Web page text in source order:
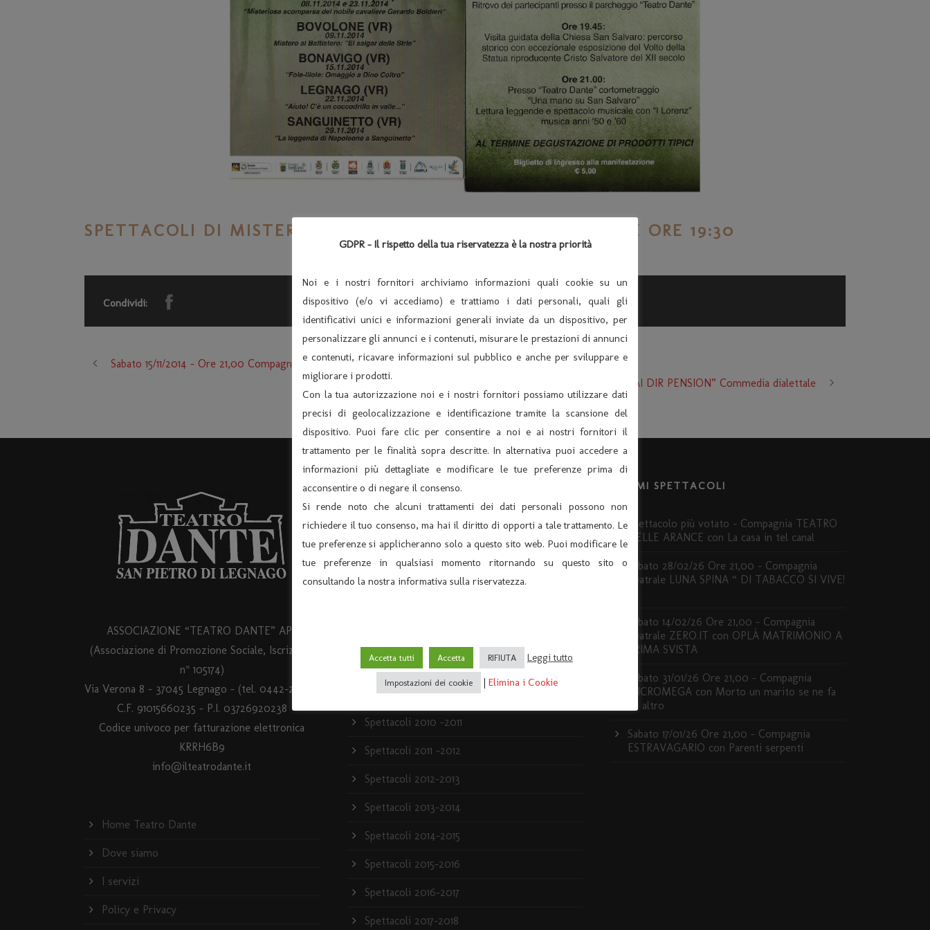
SPETTACOLI DI MISTERI – SABATO 22 NOVEMBRE 2014 DALLE ORE 19:30
Condividi:
Sabato 15/11/2014 – Ore 21,00 Compagnia MICROMEGA “I COMPLESSI” Commedia brillante
Sabato 29/11/2014 – Ore 21,00 Compagnia I MEIO DE’ LA COA’ “MAI DIR PENSION” Commedia dialettale
ASSOCIAZIONE “TEATRO DANTE” APS
(Associazione di Promozione Sociale, Iscrizione
n° 105174)
Via Verona 8 – 37045 Legnago – (tel. 0442-25544)
C.F. 91015660235 - P.I. 03726920238
Codice univoco per fatturazione elettronica
KRRH6B9
info@ilteatrodante.it
Home Teatro Dante
Dove siamo
I servizi
Policy e Privacy
ARCHIVIO
Archivio News
Archivio Spettacoli
News
Spettacoli 2008-2009
Spettacoli 2009-2010
Spettacoli 2010 -2011
Spettacoli 2011 -2012
Spettacoli 2012-2013
Spettacoli 2013-2014
Spettacoli 2014-2015
Spettacoli 2015-2016
Spettacoli 2016-2017
Spettacoli 2017-2018
ULTIMI SPETTACOLI
Spettacolo più votato – Compagnia TEATRO
DELLE ARANCE con La casa in tel canal
Sabato 28/02/26 Ore 21,00 – Compagnia
Teatrale LUNA SPINA “ DI TABACCO SI VIVE!
Sabato 14/02/26 Ore 21,00 – Compagnia
Teatrale ZERO.IT con OPLÀ MATRIMONIO A
PRIMA SVISTA
Sabato 31/01/26 Ore 21,00 – Compagnia
MICROMEGA con Morto un marito se ne fa
un altro
Sabato 17/01/26 Ore 21,00 – Compagnia
ESTRAVAGARIO con Parenti serpenti
GDPR - Il rispetto della tua riservatezza è la nostra priorità
Noi e i nostri fornitori archiviamo informazioni quali cookie su un
dispositivo (e/o vi accediamo) e trattiamo i dati personali, quali gli
identificativi unici e informazioni generali inviate da un dispositivo, per
personalizzare gli annunci e i contenuti, misurare le prestazioni di annunci
e contenuti, ricavare informazioni sul pubblico e anche per sviluppare e
migliorare i prodotti.
Con la tua autorizzazione noi e i nostri fornitori possiamo utilizzare dati
precisi di geolocalizzazione e identificazione tramite la scansione del
dispositivo. Puoi fare clic per consentire a noi e ai nostri fornitori il
trattamento per le finalità sopra descritte. In alternativa puoi accedere a
informazioni più dettagliate e modificare le tue preferenze prima di
acconsentire o di negare il consenso.
Si rende noto che alcuni trattamenti dei dati personali possono non
richiedere il tuo consenso, ma hai il diritto di opporti a tale trattamento. Le
tue preferenze si applicheranno solo a questo sito web. Puoi modificare le
tue preferenze in qualsiasi momento ritornando su questo sito o
consultando la nostra informativa sulla riservatezza.
Accetta tutti Accetta RIFIUTA Leggi tutto
Impostazioni dei cookie | Elimina i Cookie